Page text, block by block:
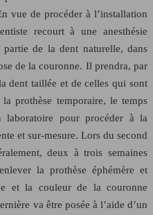
vue de procéder à l’installation
recourt à une anesthésie
de la dent naturelle, dans
de la couronne. Il prendra, par
dent taillée et de celles qui sont
prothèse temporaire, le temps
laboratoire pour procéder à la
et sur-mesure. Lors du second
deux à trois semaines
la prothèse éphémère et
et la couleur de la couronne
va être posée à l’aide d’un